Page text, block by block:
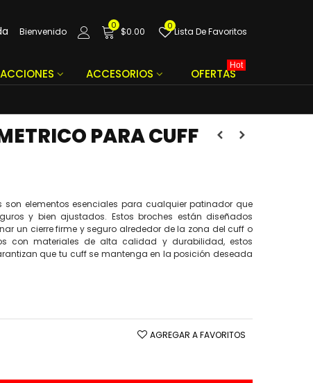
Bienvenido
0
$0.00
0
Lista De Favoritos
ACCESORIOS OFERTAS
Hot
PARA CUFF
son elementos esenciales para cualquier patinador que
y bien ajustados. Estos broches están diseñados
un cierre firme y seguro alrededor de la zona del cuff o
con materiales de alta calidad y durabilidad, estos
que tu cuff se mantenga en la posición deseada
AGREGAR A FAVORITOS